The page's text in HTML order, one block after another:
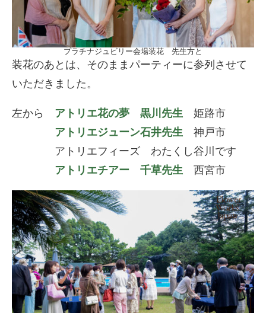
プラチナジュビリー会場装花 先生方と
装花のあとは、そのままパーティーに参列させて
いただきました。
左から アトリエ花の夢 黒川先生 姫路市
アトリエジューン石井先生
神戸市
アトリエフィーズ わたくし谷川です
アトリエチアー 千草先生 西宮市